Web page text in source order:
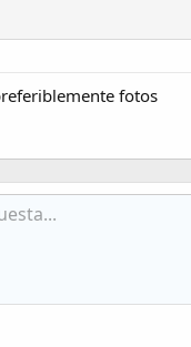
fotos